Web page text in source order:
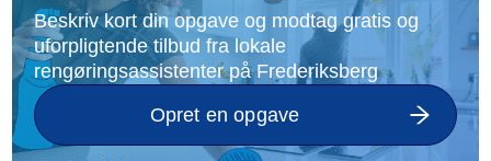
Beskriv kort din opgave og modtag gratis og
uforpligtende tilbud fra lokale
rengøringsassistenter på Frederiksberg
Opret en opgave